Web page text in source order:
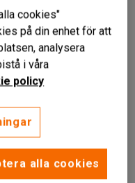
cookies"
på din enhet för att
analysera
i våra
policy
alla cookies